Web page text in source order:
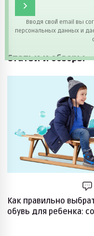
Вводя свой email вы
персональных данных и
Статьи и обзоры
Как правильно
обувь для ребенка: